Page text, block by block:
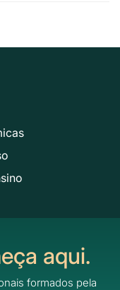
aqui.
formados pela